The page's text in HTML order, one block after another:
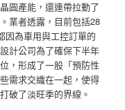
圓產能，還連帶拉動了
業者透露，目前包括28
因為車用與工控訂單的
計公司為了確保下半年
，形成了一股「預防性
需求交織在一起，使得
破了淡旺季的界線。